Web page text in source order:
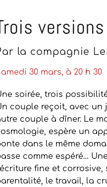
la compagnie
30 mars, à 20 h 30
soirée, trois
couple reçoit, avec un
couple à dîner. Le
espère un
dans le même
comme espéré…
fine et
le travail, la